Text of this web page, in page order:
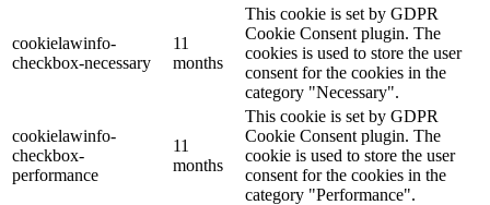
cookielawinfo-
checkbox-necessary
11
months
This cookie is set by GDPR
Cookie Consent plugin. The
cookies is used to store the user
consent for the cookies in the
category "Necessary".
cookielawinfo-
checkbox-
performance
11
months
This cookie is set by GDPR
Cookie Consent plugin. The
cookie is used to store the user
consent for the cookies in the
category "Performance".